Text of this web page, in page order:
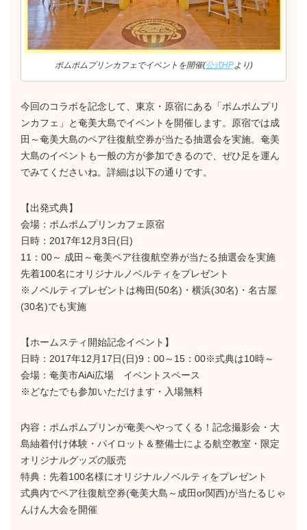
ポムポムプリンカフェでイベントを開催(公式HPより)
今回のコラボを記念して、東京・原宿にある「ポムポムプリ
ンカフェ」と奄美大島でイベントを開催します。原宿では成
田～奄美大島のペア往復航空券が当たる抽選会を実施。奄美
大島のイベントも一般の方が参加できるので、ぜひ足を運ん
でみてくださいね。詳細は以下の通りです。
【出発式典】
会場：ポムポムプリンカフェ原宿
日時：2017年12月3日(日)
11：00～ 成田～奄美ペア往復航空券が当たる抽選会を実施
先着100名にオリジナルノベルティをプレゼント
※ノベルティプレゼントは梅田(50名)・横浜(30名)・名古屋
(30名)でも実施
【ホームスティ開始記念イベント】
日時：2017年12月17日(日)9：00～15：00※式典は10時～
会場：奄美市AiAi広場 イベントスペース
※どなたでも参加いただけます・入場無料
内容：ポムポムプリンが奄美へやってくる！記念撮影会・大
島紬着付け体験・パイロット＆整備士による航空教室・限定
オリジナルグッズの販売
特典：先着100名様にオリジナルノベルティをプレゼント
式典内でペア往復航空券(奄美大島～成田or関西)が当たるじゃ
んけん大会を開催